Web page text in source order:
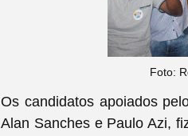
Foto:
Os candidatos apoiados
Alan Sanches e Paulo Azi,